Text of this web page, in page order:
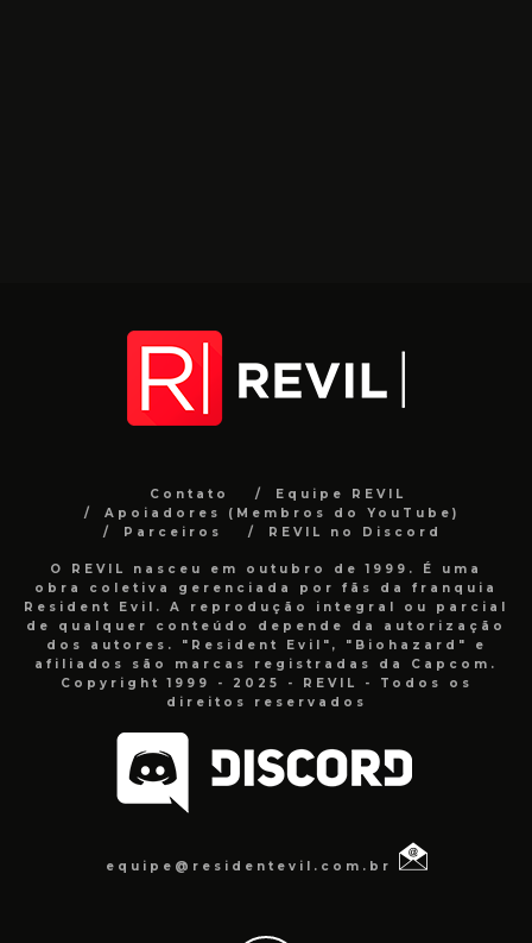
Contato
Equipe REVIL
Apoiadores (Membros do YouTube)
Parceiros
REVIL no Discord
O REVIL nasceu em outubro de 1999. É uma
obra coletiva gerenciada por fãs da franquia
Resident Evil. A reprodução integral ou parcial
de qualquer conteúdo depende da autorização
dos autores. "Resident Evil", "Biohazard" e
afiliados são marcas registradas da Capcom.
Copyright 1999 - 2025 - REVIL - Todos os
direitos reservados
equipe@residentevil.com.br